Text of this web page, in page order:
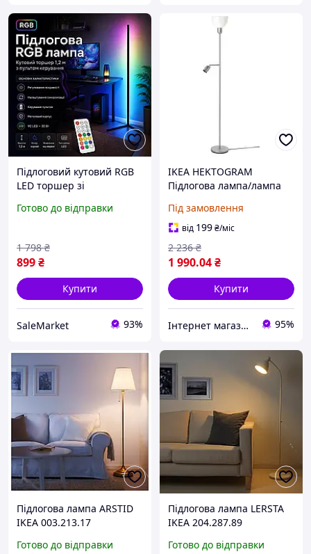
Підлоговий кутовий RGB
LED торшер зі
пультом керування,
лампа для кімнати
Готово до відправки
899₴
1 798 ₴
Купити
SaleMarket 93%
IKEA HEKTOGRAM
Підлогова лампа/лампа
білий (804.777.10)
Під замовлення
від 199₴/міс
1 990.04₴
2 236 ₴
Купити
Інтернет магазин - Маркет 95%
Підлогова лампа ARSTID
IKEA 003.213.17
Готово до відправки
Підлогова лампа LERSTA
IKEA 204.287.89
Готово до відправки